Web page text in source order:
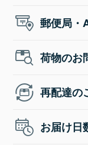
郵便局・
荷物のお
再配達の
お届け日